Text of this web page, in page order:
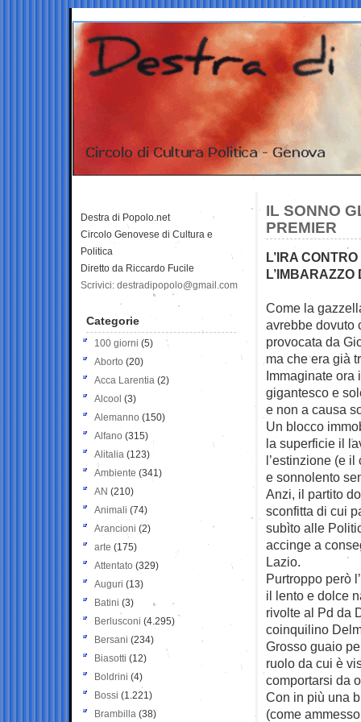
IL SONNO
PREMIER
L’IRA
Come la
avrebbe dovuto
provocata da
ma che era già
Immaginate ora
gigantesco e
e non a causa
Un blocco
la superficie il
l’estinzione (e
e sonnolento
Anzi, il partito
sconfitta di cui
subìto alle
accinge a
Lazio.
Purtroppo però
il lento e dolce
rivolte al Pd da
coinquilino
Grosso guaio
ruolo da cui è
comportarsi da
Con in più una
(come
Destra di Popolo.net
Circolo Genovese di Cultura e
Politica
Diretto da Riccardo Fucile
Scrivici: destradipopolo@gmail.com
Categorie
100 giorni (5)
Aborto (20)
Acca Larentia (2)
Alcool (3)
Alemanno (150)
Alfano (315)
Alitalia (123)
Ambiente (341)
AN (210)
Animali (74)
Arancioni (2)
arte (175)
Attentato (329)
Auguri (13)
Batini (3)
Berlusconi (4.295)
Bersani (234)
Biasotti (12)
Boldrini (4)
Bossi (1.221)
Brambilla (38)